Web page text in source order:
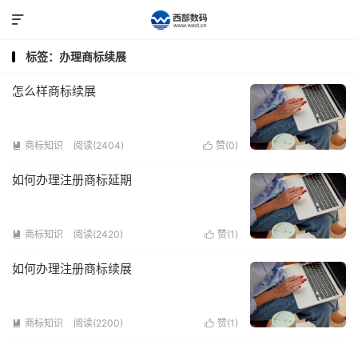

标签：办理商标续展
怎么样商标续展
 商标知识 阅读(2404)  赞(0)
如何办理注册商标延期
 商标知识 阅读(2420)  赞(1 )
如何办理注册商标续展
 商标知识 阅读(2200)  赞(1 )